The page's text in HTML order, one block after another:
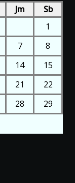
Jm
Sb
1
7
8
14
15
21
22
28
29